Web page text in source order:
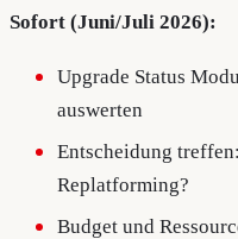
Sofort (Juni/Juli 2026):
Upgrade Status
auswerten
Entscheidung
Replatforming?
Budget und